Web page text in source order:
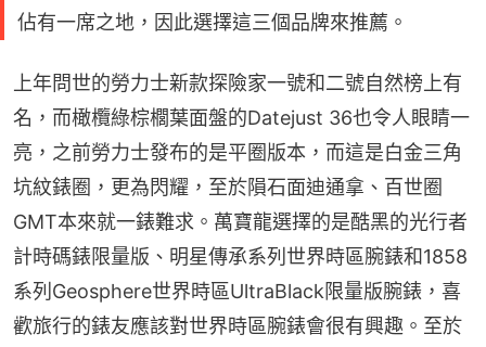
佔有一席之地，因此選擇這三個品牌來推薦。
上年問世的勞力士新款探險家一號和二號自然榜上有
名，而橄欖綠棕櫚葉面盤的Datejust 36也令人眼睛一
亮，之前勞力士發布的是平圈版本，而這是白金三角
坑紋錶圈，更為閃耀，至於隕石面迪通拿、百世圈
GMT本來就一錶難求。萬寶龍選擇的是酷黑的光行者
計時碼錶限量版、明星傳承系列世界時區腕錶和1858
系列Geosphere世界時區UltraBlack限量版腕錶，喜
歡旅行的錶友應該對世界時區腕錶會很有興趣。至於